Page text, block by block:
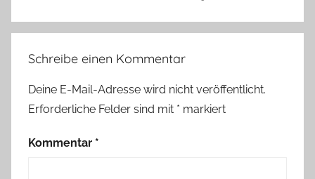
Schreibe einen Kommentar
Deine E-Mail-Adresse wird nicht veröffentlicht.
Erforderliche Felder sind mit * markiert
Kommentar *